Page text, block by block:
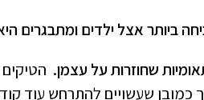
ביותר אצל ילדים ומתבגרים
שחוזרות על עצמן.